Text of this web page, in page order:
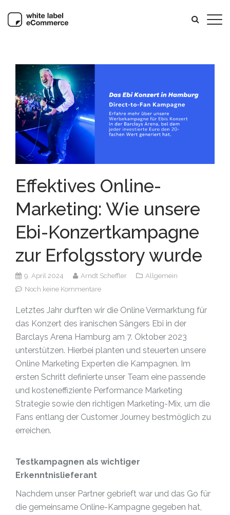
Effektives Online-
Marketing: Wie unsere
Ebi-Konzertkampagne
zur Erfolgsstory wurde
9. April 2024 Arndt Scheffler
Allgemein
Noch keine Kommentare
Letztes Jahr durften wir die Online Vermarktung für
das Konzert des iranischen Sängers Ebi in der
Barclays Arena Hamburg am 7. Oktober 2023
unterstützen. Hierbei planten und steuerten unsere
Online Marketing Experten die Kampagnen. Im
ersten Schritt definierte unser Team eine passende
und kosteneffiziente Performance Marketing
Strategie sowie den richtigen Marketing-Mix, um die
Fans entlang der Customer Journey bestmöglich zu
erreichen.
Testkampagnen als wichtiger
Erkenntnislieferant
Nachdem unser Partner gebrieft war und das Go für
die gemeinsame Online-Kampagne gegeben hat,